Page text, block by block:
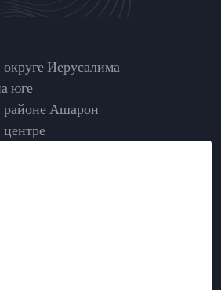
Иерусалима
юге
районе Ашарон